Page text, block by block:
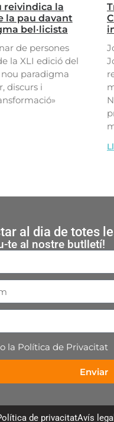
reivindica la
la pau davant
bel·licista
de persones
la XLI edició del
nou paradigma
discurs i
al dia de totes
te al nostre butlletí!
la Política de Privacitat
Enviar
de privacitatAvís legal